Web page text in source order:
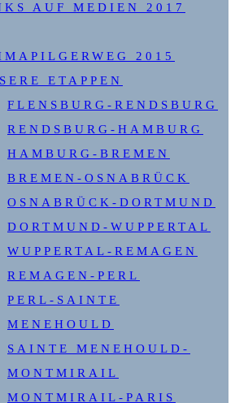
AUF MEDIEN 2017
2015
ETAPPEN
FLENSBURG-RENDSBURG
RENDSBURG-HAMBURG
HAMBURG-BREMEN
BREMEN-OSNABRÜCK
OSNABRÜCK-DORTMUND
DORTMUND-WUPPERTAL
WUPPERTAL-REMAGEN
REMAGEN-PERL
PERL-SAINTE
MENEHOULD
SAINTE MENEHOULD-
MONTMIRAIL
MONTMIRAIL-PARIS